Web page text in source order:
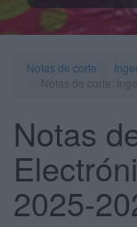
Notas de corte
Notas
2025-